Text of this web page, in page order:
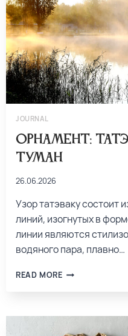
JOURNAL
Орнамент:
туман
26.06.2026
Узор татэваку состоит
линий, изогнутых в
линии являются
водяного пара, плавно…
READ MORE